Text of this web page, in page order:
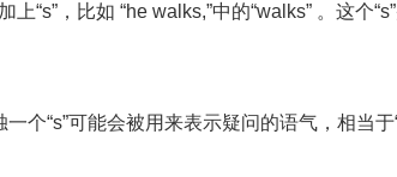
“s”，比如 “he walks,”中的“walks” 。这个
个“s”可能会被用来表示疑问的语气，相当